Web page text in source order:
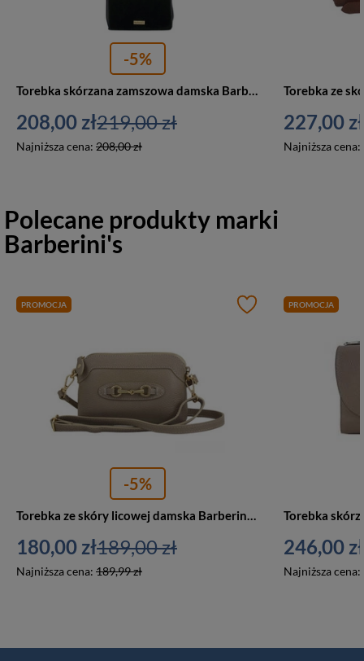
-5%
Torebka skórzana zamszowa damska Barberini's 1001-1 listonoszka mała czarna
208,00 zł
Najniższa cena: 208,00 zł
219,00 zł 227,00 zł
Najniższa cena:
Polecane produkty marki
Barberini's
PROMOCJA
-5%
Torebka ze skóry licowej damska Barberini's 967-2 listonoszka wizytowa mała beżowa
180,00 zł
Najniższa cena: 189,99 zł
189,00 zł
PROMOCJA
246,00 zł
Najniższa cena: